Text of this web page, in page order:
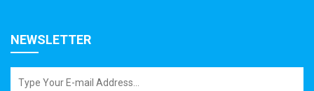
NEWSLETTER